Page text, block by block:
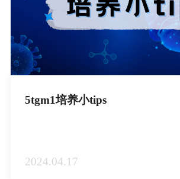
5tgm1培养小tips
2024.04.17